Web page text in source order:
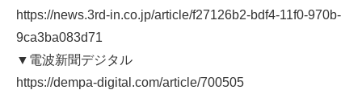
https://news.3rd-in.co.jp/article/f27126b2-bdf4-11f0-970b-
9ca3ba083d71
▼電波新聞デジタル
https://dempa-digital.com/article/700505